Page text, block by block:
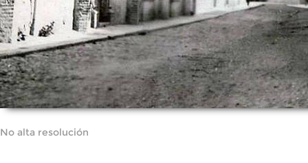
No alta resolución